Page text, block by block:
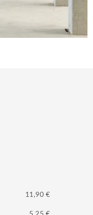
11,90 €
5,25 €